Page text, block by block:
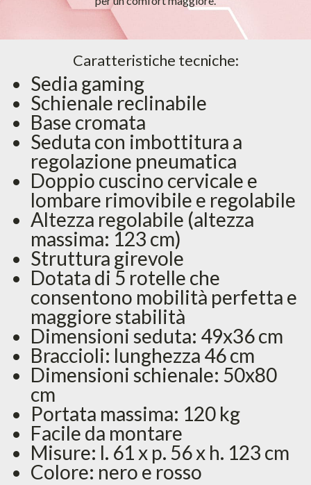
Caratteristiche tecniche:
Sedia gaming
Schienale reclinabile
Base cromata
Seduta con imbottitura a
regolazione pneumatica
Doppio cuscino cervicale e
lombare rimovibile e regolabile
Altezza regolabile (altezza
massima: 123 cm)
Struttura girevole
Dotata di 5 rotelle che
consentono mobilità perfetta e
maggiore stabilità
Dimensioni seduta: 49x36 cm
Braccioli: lunghezza 46 cm
Dimensioni schienale: 50x80
cm
Portata massima: 120 kg
Facile da montare
Misure: l. 61 x p. 56 x h. 123 cm
Colore: nero e rosso